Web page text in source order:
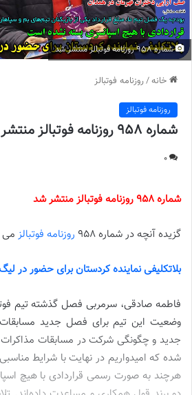
شماره 958 روزنامه فوتبالز منتشر شد
خانه/روزنامه فوتبالز
روزنامه فوتبالز
شماره 958 روزنامه فوتبالز منتشر شد
0
شماره 958 روزنامه فوتبالز منتشر شد
گزیده آنچه در شماره 958 روزنامه فوتبالز می
بلاتکلیفی نماینده کردستان برای حضور در
فاطمه صادقی، سرمربی فصل گذشته تیم
وضعیت این تیم برای فصل جدید
جدید و چگونگی شرکت در مسابقات
شده که امیدواریم در نهایت با شرایط
هرچند به صورت رسمی قراردادی با هیچ